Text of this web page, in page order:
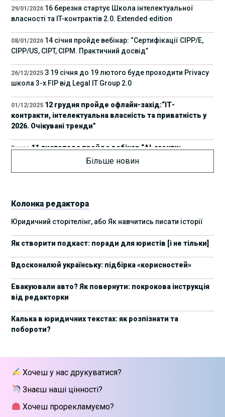
29/01/2026 16 березня стартує Школа інтелектуальної
власності та IT-контрактів 2.0. Extended edition
08/01/2026 14 січня пройде вебінар: “Сертифікації СІРР/Е,
CIPP/US, CIPT, CIPM. Практичний досвід”
26/12/2025 З 19 січня до 19 лютого буде проходити Privacy
школа 3-х FIP від Legal IT Group 2.0
01/12/2025 12 грудня пройде офлайн-захід:“ІТ-
контракти, інтелектуальна власність та приватність у
2026. Очікувані тренди”
Вчора 11 листопада пройде вебінар “AI-агенти:
прайвесі, IP та комплаєнс ризики”
17 листопада стартує Школа юридичної
підтримки ШІ-проєктів від Legal IT Group
19/09/2025 4 жовтня пройде щорічний забіг до Дня
09/09/2025 10 жовтня пройдуть XII Міжнародні
01/09/2025 15 вересня стартує сучасна школа
IT Group
25/06/2025
Як юристу працювати з IT-договорами?
Навчання від Laba
Більше новин
Колонка редактора
Юридичний сторітелінг, або Як навчитись писати історії
Як створити подкаст: поради для юристів [і не тільки]
Вдосконалюй українську: підбірка «корисностей»
Евакуювали авто? Як повернути: покрокова інструкція
від редакторки
Калька в юридичних текстах: як розпізнати та
побороти?
Хочеш у нас друкуватися?
Знаєш наші цінності?
Хочеш прорекламуємо?